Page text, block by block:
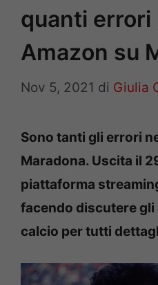
quanti errori
Amazon su
Nov 5, 2021 di Giulia
Sono tanti gli errori
Maradona. Uscita il
piattaforma
facendo discutere
calcio per tutti